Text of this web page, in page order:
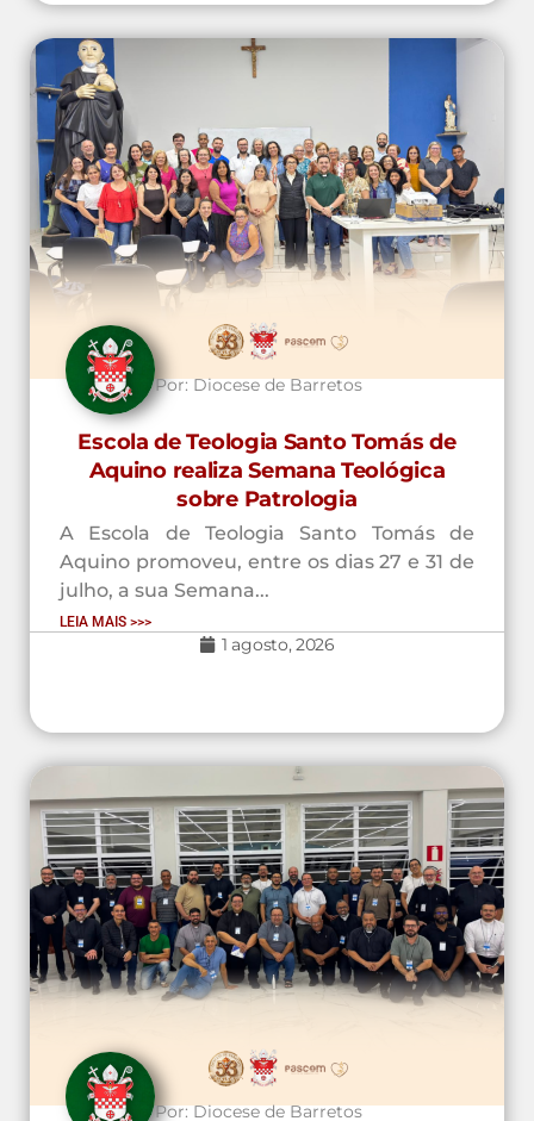
Por:Diocese de Barretos
Escola de Teologia Santo Tomás de
Aquino realiza Semana Teológica
sobre Patrologia
A Escola de Teologia Santo Tomás de
Aquino promoveu, entre os dias 27 e 31 de
julho, a sua Semana...
LEIA MAIS >>>
1 agosto, 2026
Por:Diocese de Barretos